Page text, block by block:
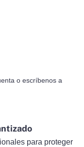
o escríbenos a
para proteger